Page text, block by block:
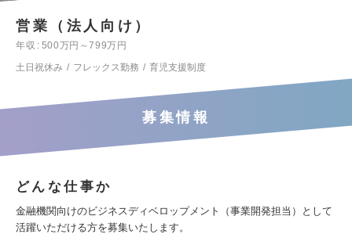
営業（法人向け）
年収
500万円～799万円
土日祝休み
フレックス勤務 育児支援制度
募集情報
どんな仕事か
金融機関向けのビジネスディベロップメント（事業開発担当）として
活躍いただける方を募集いたします。